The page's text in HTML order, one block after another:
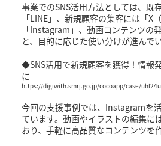
事業でのSNS活用方法としては、既
「LINE」、新規顧客の集客には「X
「Instagram」、動画コンテンツの
と、目的に応じた使い分けが進んでい
◆SNS活用で新規顧客を獲得！情報
に
https://digiwith.smrj.go.jp/cocoapp/case/
今回の支援事例では、Instagramを
ています。動画やイラストの編集に
おり、手軽に高品質なコンテンツを